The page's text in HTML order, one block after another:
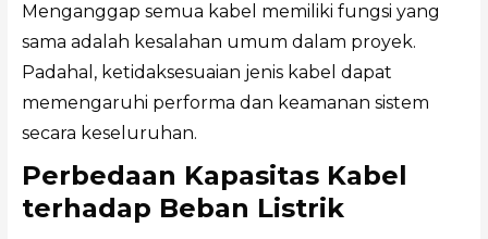
Menganggap semua kabel memiliki fungsi yang
sama adalah kesalahan umum dalam proyek.
Padahal, ketidaksesuaian jenis kabel dapat
memengaruhi performa dan keamanan sistem
secara keseluruhan.
Perbedaan Kapasitas Kabel
terhadap Beban Listrik